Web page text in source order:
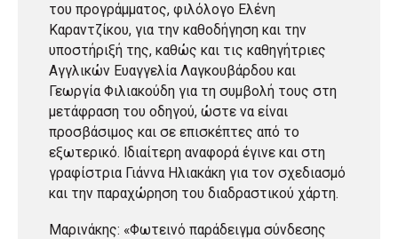
του προγράμματος, φιλόλογο Ελένη
Καραντζίκου, για την καθοδήγηση και την
υποστήριξή της, καθώς και τις καθηγήτριες
Αγγλικών Ευαγγελία Λαγκουβάρδου και
Γεωργία Φιλιακούδη για τη συμβολή τους στη
μετάφραση του οδηγού, ώστε να είναι
προσβάσιμος και σε επισκέπτες από το
εξωτερικό. Ιδιαίτερη αναφορά έγινε και στη
γραφίστρια Γιάννα Ηλιακάκη για τον σχεδιασμό
και την παραχώρηση του διαδραστικού χάρτη.
Μαρινάκης: «Φωτεινό παράδειγμα σύνδεσης